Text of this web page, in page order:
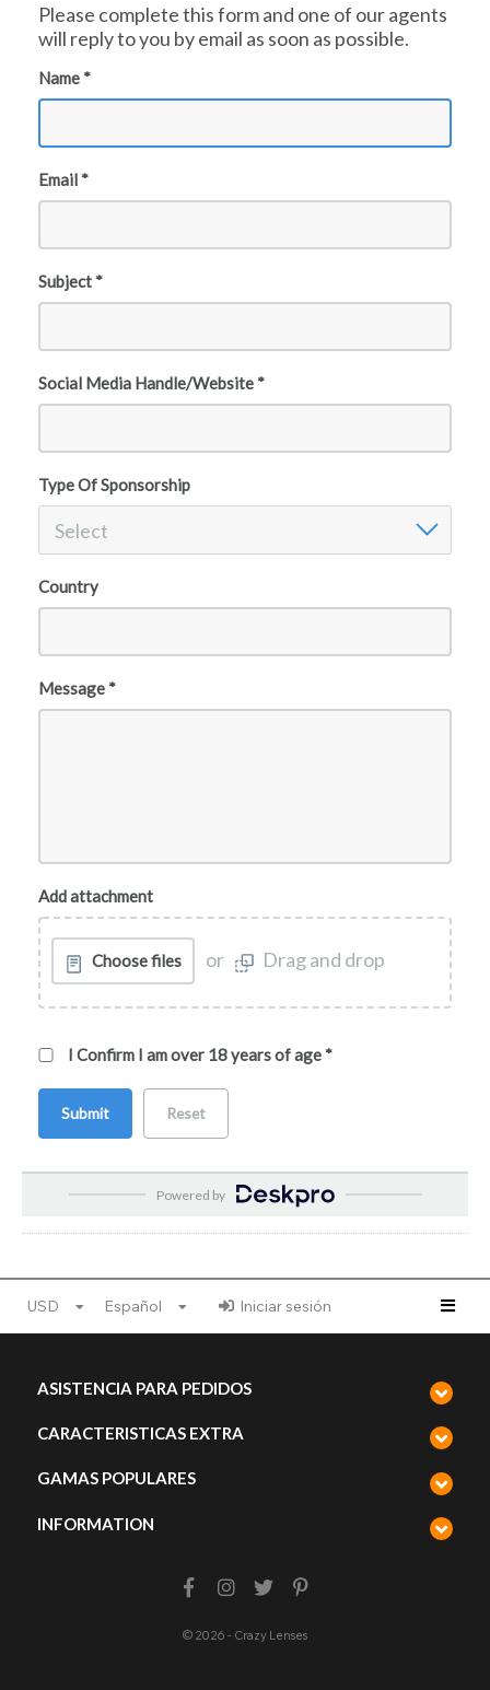
USD Español Iniciar sesión
ASISTENCIA PARA PEDIDOS
CARACTERISTICAS EXTRA
GAMAS POPULARES
INFORMATION
© 2026 - Crazy Lenses